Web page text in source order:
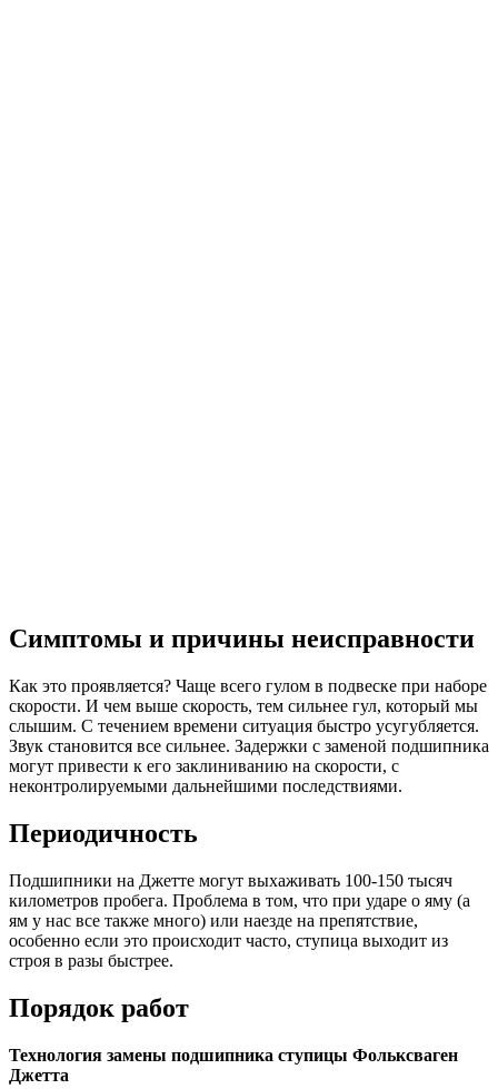
Симптомы и причины неисправности
Как это проявляется? Чаще всего гулом в подвеске при наборе
скорости. И чем выше скорость, тем сильнее гул, который мы
слышим. С течением времени ситуация быстро усугубляется.
Звук становится все сильнее. Задержки с заменой подшипника
могут привести к его заклиниванию на скорости, с
неконтролируемыми дальнейшими последствиями.
Периодичность
Подшипники на Джетте могут выхаживать 100-150 тысяч
километров пробега. Проблема в том, что при ударе о яму (а
ям у нас все также много) или наезде на препятствие,
особенно если это происходит часто, ступица выходит из
строя в разы быстрее.
Порядок работ
Технология замены подшипника ступицы Фольксваген
Джетта